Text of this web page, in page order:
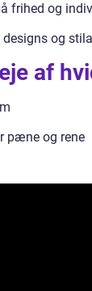
frihed og
og
af
pæne og rene